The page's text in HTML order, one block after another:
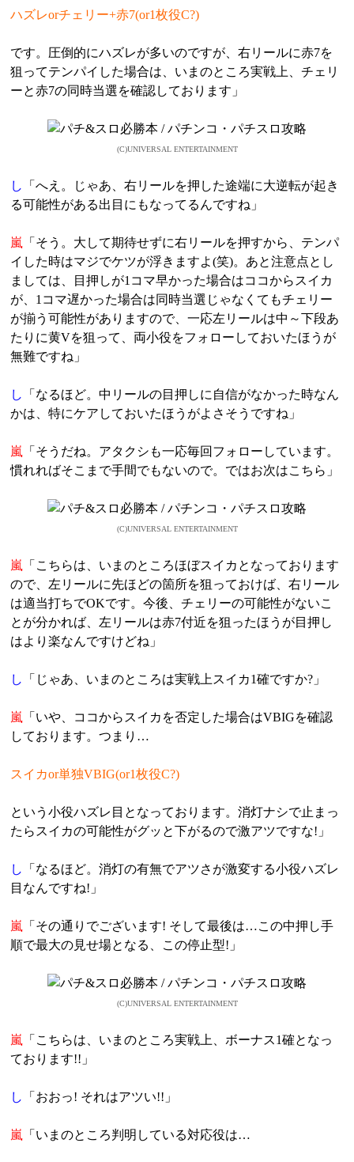
ハズレorチェリー+赤7(or1枚役C?)
です。圧倒的にハズレが多いのですが、右リールに赤7を
狙ってテンパイした場合は、いまのところ実戦上、チェリ
ーと赤7の同時当選を確認しております」
(C)UNIVERSAL ENTERTAINMENT
し
「へえ。じゃあ、右リールを押した途端に大逆転が起き
る可能性がある出目にもなってるんですね」
嵐
「そう。大して期待せずに右リールを押すから、テンパ
イした時はマジでケツが浮きますよ(笑)。あと注意点とし
ましては、目押しが1コマ早かった場合はココからスイカ
が、1コマ遅かった場合は同時当選じゃなくてもチェリー
が揃う可能性がありますので、一応左リールは中～下段あ
たりに黄Vを狙って、両小役をフォローしておいたほうが
無難ですね」
し
「なるほど。中リールの目押しに自信がなかった時なん
かは、特にケアしておいたほうがよさそうですね」
嵐
「そうだね。アタクシも一応毎回フォローしています。
慣れればそこまで手間でもないので。ではお次はこちら」
(C)UNIVERSAL ENTERTAINMENT
嵐
「こちらは、いまのところほぼスイカとなっております
ので、左リールに先ほどの箇所を狙っておけば、右リール
は適当打ちでOKです。今後、チェリーの可能性がないこ
とが分かれば、左リールは赤7付近を狙ったほうが目押し
はより楽なんですけどね」
し 「じゃあ、いまのところは実戦上スイカ1確ですか?」
嵐
「いや、ココからスイカを否定した場合はVBIGを確認
しております。つまり…
スイカor単独VBIG(or1枚役C?)
という小役ハズレ目となっております。消灯ナシで止まっ
たらスイカの可能性がグッと下がるので激アツですな!」
し
「なるほど。消灯の有無でアツさが激変する小役ハズレ
目なんですね!」
嵐
「その通りでございます! そして最後は…この中押し手
順で最大の見せ場となる、この停止型!」
(C)UNIVERSAL ENTERTAINMENT
嵐
「こちらは、いまのところ実戦上、ボーナス1確となっ
ております!!」
し 「おおっ! それはアツい!!」
嵐 「いまのところ判明している対応役は…